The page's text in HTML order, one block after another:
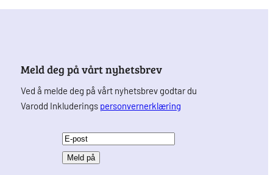
Meld deg på vårt nyhetsbrev
Ved å melde deg på vårt nyhetsbrev godtar du
Varodd Inkluderings personvernerklæring
E
-